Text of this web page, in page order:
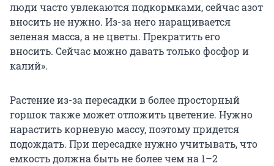
люди часто увлекаются подкормками, сейчас азот
вносить не нужно. Из-за него наращивается
зеленая масса, а не цветы. Прекратить его
вносить. Сейчас можно давать только фосфор и
калий».
Растение из-за пересадки в более просторный
горшок также может отложить цветение. Нужно
нарастить корневую массу, поэтому придется
подождать. При пересадке нужно учитывать, что
емкость должна быть не более чем на 1–2